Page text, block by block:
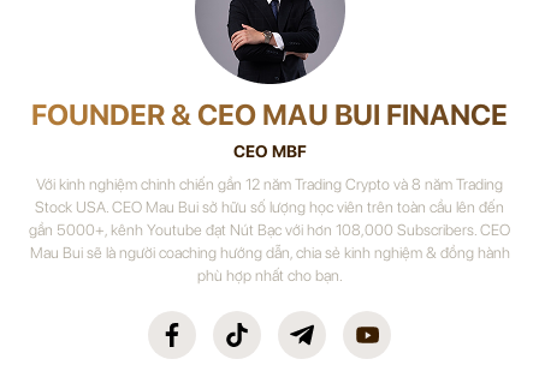
FOUNDER & CEO MAU BUI FINANCE
CEO MBF
Với kinh nghiệm chinh chiến gần 12 năm Trading Crypto và 8 năm Trading
Stock USA. CEO Mau Bui sở hữu số lượng học viên trên toàn cầu lên đến
gần 5000+, kênh Youtube đạt Nút Bạc với hơn 108,000 Subscribers. CEO
Mau Bui sẽ là người coaching hướng dẫn, chia sẻ kinh nghiệm & đồng hành
phù hợp nhất cho bạn.